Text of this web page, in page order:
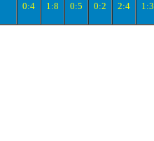
0:4
1:8 0:5 0:2 2:4 1:3